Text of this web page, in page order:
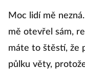
Moc lidí mě
mě otevřel sám,
máte to štěstí, že
půlku věty,